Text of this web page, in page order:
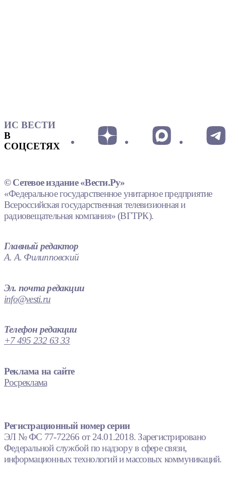
ИС ВЕСТИ
В
СОЦСЕТЯХ
© Сетевое издание «Вести.Ру»
«Федеральное государственное унитарное предприятие
Всероссийская государственная телевизионная и
радиовещательная компания» (ВГТРК).
Главный редактор
А. А. Филипповский
Эл. почта редакции
info@vesti.ru
Телефон редакции
+7 495 232 63 33
Реклама на сайте
Росреклама
Регистрационный номер серии
ЭЛ № ФС 77-72266 от 24.01.2018. Зарегистрировано
Федеральной службой по надзору в сфере связи,
информационных технологий и массовых коммуникаций.